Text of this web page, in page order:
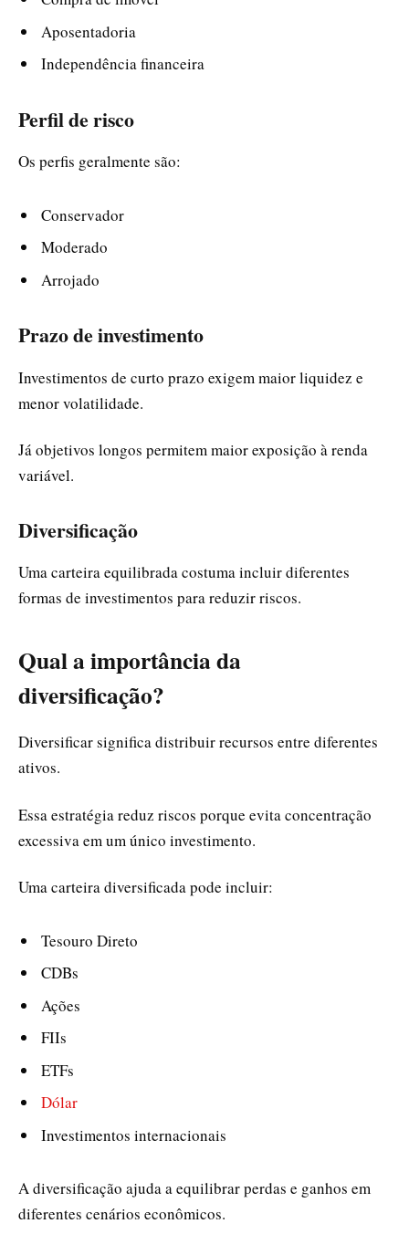
Aposentadoria
Independência financeira
Perfil de risco
Os perfis geralmente são:
Conservador
Moderado
Arrojado
Prazo de investimento
Investimentos de curto prazo exigem maior liquidez e
menor volatilidade.
Já objetivos longos permitem maior exposição à renda
variável.
Diversificação
Uma carteira equilibrada costuma incluir diferentes
formas de investimentos para reduzir riscos.
Qual a importância da
diversificação?
Diversificar significa distribuir recursos entre diferentes
ativos.
Essa estratégia reduz riscos porque evita concentração
excessiva em um único investimento.
Uma carteira diversificada pode incluir:
Tesouro Direto
CDBs
Ações
FIIs
ETFs
Dólar
Investimentos internacionais
A diversificação ajuda a equilibrar perdas e ganhos em
diferentes cenários econômicos.